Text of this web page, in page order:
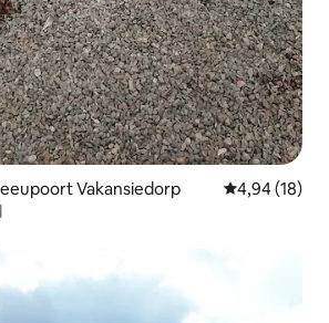
Vakansiedorp Gemiddelde
4,94 (18)